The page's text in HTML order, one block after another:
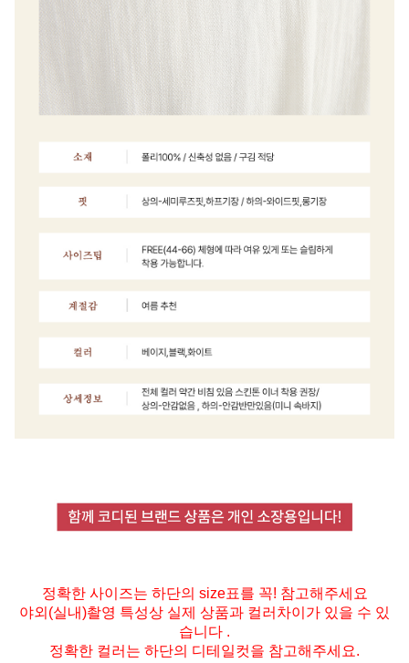
정확한 사이즈는 하단의 size표를 꼭! 참고해주세요
야외(실내)촬영 특성상 실제 상품과 컬러차이가 있을 수 있
습니다 .
정확한 컬러는 하단의 디테일컷을 참고해주세요.